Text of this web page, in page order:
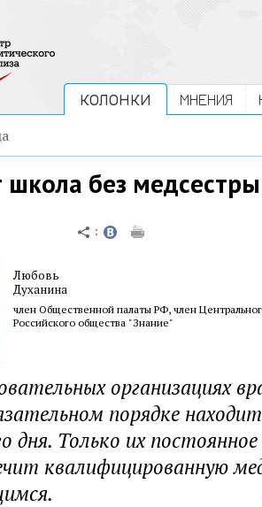
КОЛОНКИ МНЕНИЯ
без медсестры
Любовь
Духанина
член Общественной палаты РФ, член
Российского общества "Знание"
организациях
порядке
дня. Только их
квалифицированную